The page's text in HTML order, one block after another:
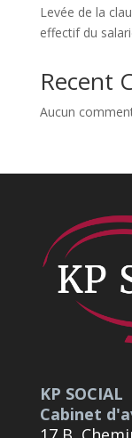
Levée de la
effectif du
Recent
Aucun
KP SOCIAL
Cabinet